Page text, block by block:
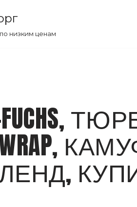
низким ценам
FUCHS,